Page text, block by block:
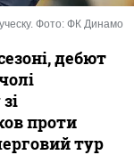
Фото: ФК Динамо
дебют
проти
тур